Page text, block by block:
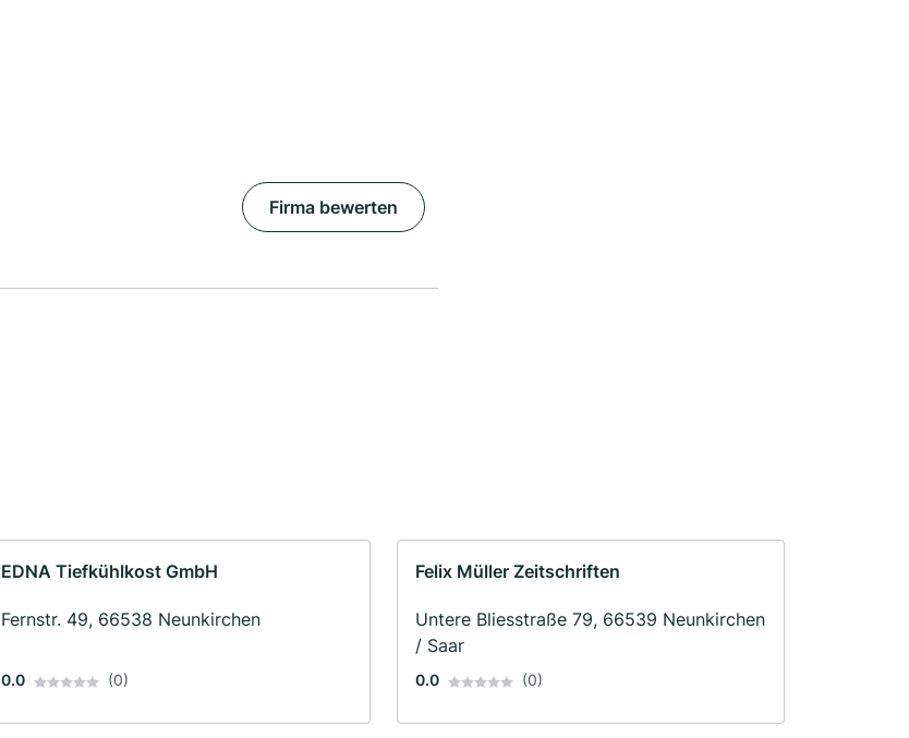
Firma bewerten
EDNA Tiefkühlkost GmbH
Fernstr. 49, 66538 Neunkirchen
0.0 (0)
Felix Müller Zeitschriften
Untere Bliesstraße 79, 66539 Neunkirchen
/ Saar
0.0 (0)